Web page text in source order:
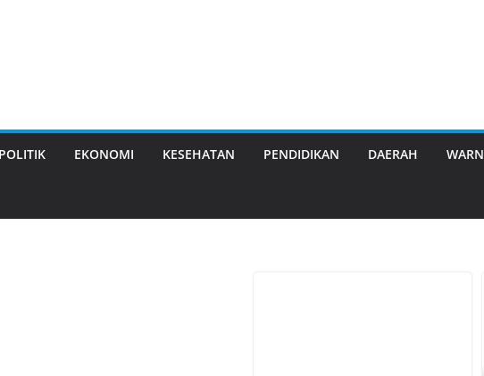
POLITIK EKONOMI KESEHATAN PENDIDIKAN DAERAH